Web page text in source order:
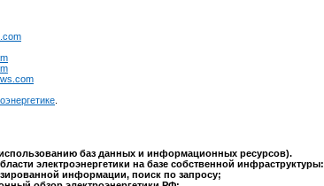
баз данных и информационных ресурсов).
электроэнергетики на базе собственной инфраструктуры:
информации, поиск по запросу;